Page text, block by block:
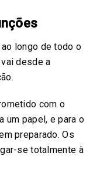
longo de todo o
desde a
com o
um papel, e para o
preparado. Os
se totalmente à